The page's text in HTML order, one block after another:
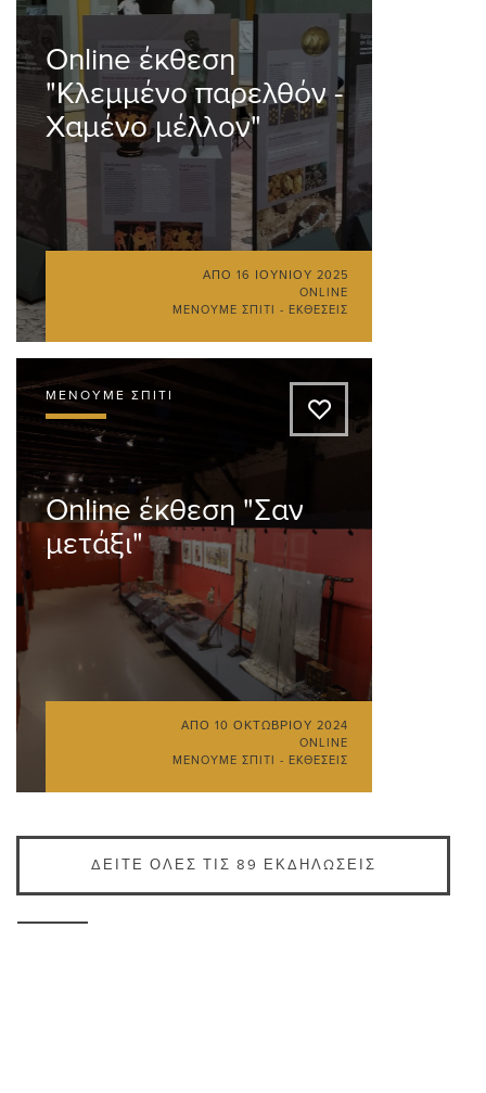
Online έκθεση
"Κλεμμένο παρελθόν -
Χαμένο μέλλον"
ΑΠΌ 16 ΙΟΥΝΊΟΥ 2025
ONLINE
ΜΈΝΟΥΜΕ ΣΠΊΤΙ - ΕΚΘΈΣΕΙΣ
ΜΈΝΟΥΜΕ ΣΠΊΤΙ
A
Online έκθεση "Σαν
μετάξι"
ΑΠΌ 10 ΟΚΤΩΒΡΊΟΥ 2024
ONLINE
ΜΈΝΟΥΜΕ ΣΠΊΤΙ - ΕΚΘΈΣΕΙΣ
ΔΕΊΤΕ ΌΛΕΣ ΤΙΣ 89 ΕΚΔΗΛΏΣΕΙΣ